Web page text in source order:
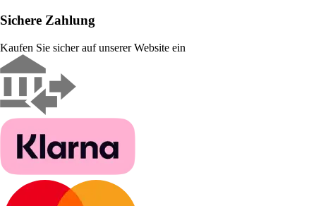
Sichere Zahlung
Kaufen Sie sicher auf unserer Website ein